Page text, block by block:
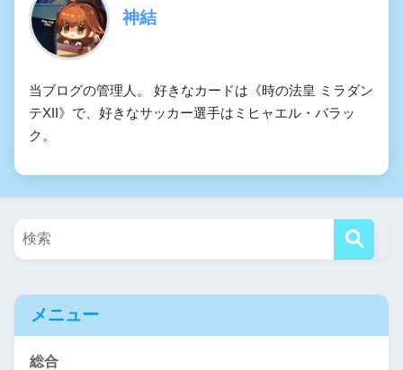
神結
当ブログの管理人。 好きなカードは《時の法皇 ミラダン
テXII》で、好きなサッカー選手はミヒャエル・バラッ
ク。
メニュー
総合